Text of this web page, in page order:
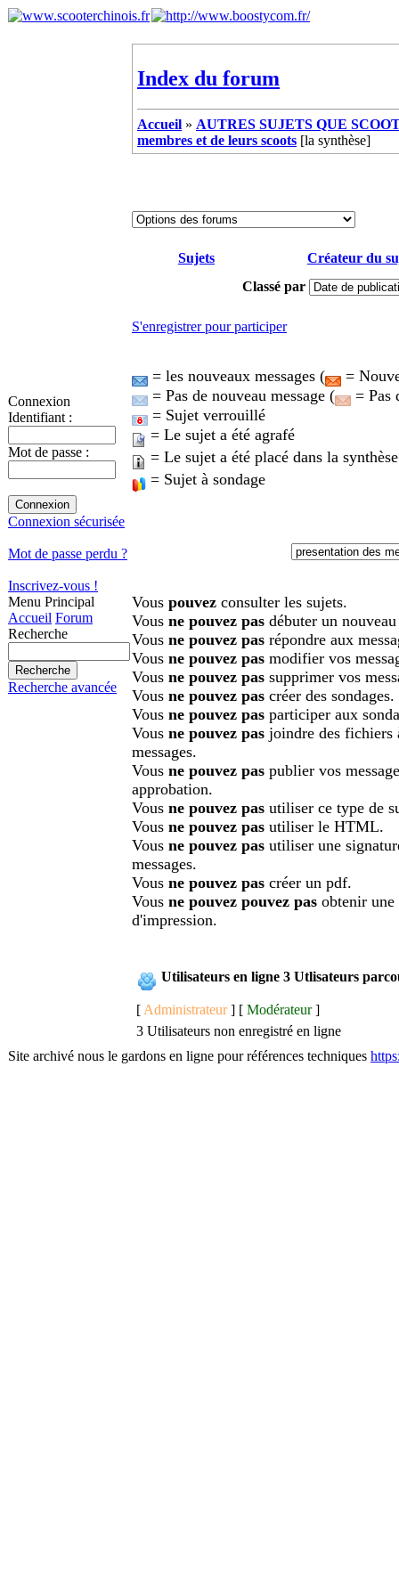
Connexion
Identifiant :
Mot de passe :
Connexion sécurisée
Mot de passe perdu ?
Inscrivez-vous !
Menu Principal
Accueil Forum
Recherche
Recherche avancée
Index du forum
Accueil » AUTRES SUJETS QUE
membres et de leurs scoots [la synthèse]
Sujets
Créateur du
Classé par
S'enregistrer pour participer
= les nouveaux messages (
=
= Pas de nouveau message (
= Pas
= Sujet verrouillé
= Le sujet a été agrafé
= Le sujet a été placé dans la
= Sujet à sondage
Vous pouvez consulter les sujets.
Vous ne pouvez pas débuter un
Vous ne pouvez pas répondre aux
Vous ne pouvez pas modifier vos
Vous ne pouvez pas supprimer vos
Vous ne pouvez pas créer des sondages.
Vous ne pouvez pas participer aux
Vous ne pouvez pas joindre des fichiers
messages.
Vous ne pouvez pas publier vos
approbation.
Vous ne pouvez pas utiliser ce type de
Vous ne pouvez pas utiliser le HTML.
Vous ne pouvez pas utiliser une
messages.
Vous ne pouvez pas créer un pdf.
Vous ne pouvez pouvez pas obtenir une
d'impression.
Utilisateurs en ligne 3 Utlisateurs
[ Administrateur] [ Modérateur]
3 Utilisateurs non enregistré en ligne
Site archivé nous le gardons en ligne pour références techniques